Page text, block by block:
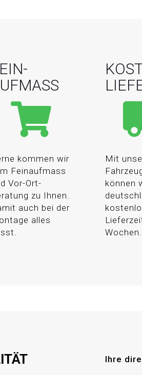
kommen wir
Feinaufmass
Vor-Ort-
zu Ihnen.
auch bei der
alles
Mit
können
Wochen.
Ihre